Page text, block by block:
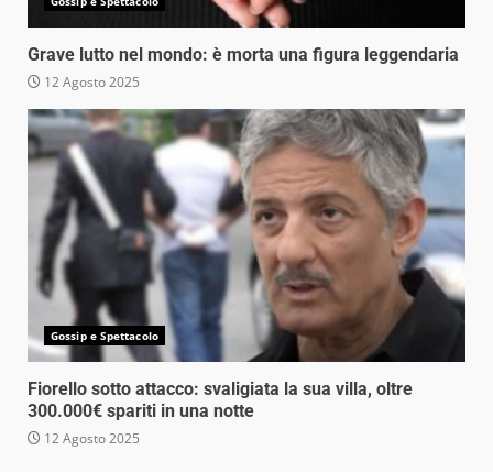
Grave lutto nel mondo: è morta una figura leggendaria
12 Agosto 2025
Gossip e Spettacolo
Fiorello sotto attacco: svaligiata la sua villa, oltre
300.000€ spariti in una notte
12 Agosto 2025